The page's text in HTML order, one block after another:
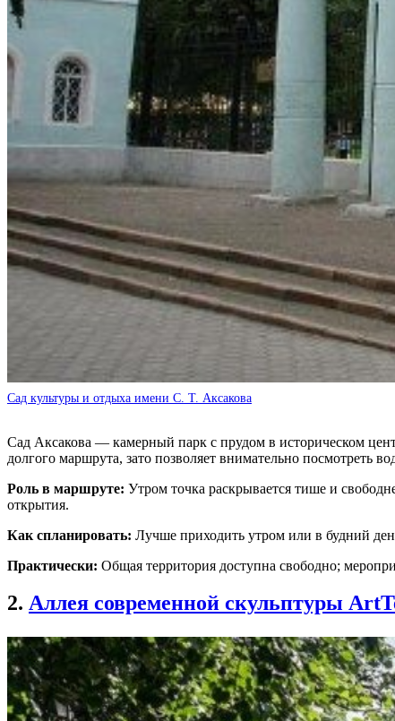
Сад культуры и отдыха имени С. Т. Аксакова
Сад Аксакова — камерный парк с прудом в историческом
долгого маршрута, зато позволяет внимательно посмотреть
Роль в маршруте: Утром точка раскрывается тише и
открытия.
Как спланировать: Лучше приходить утром или в будний
Практически: Общая территория доступна свободно;
2. Аллея современной скульптуры